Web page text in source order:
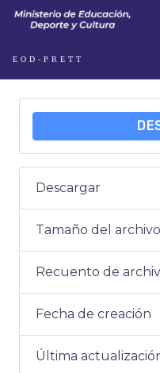
EOD-PRETT
Descargar
Tamaño del archivo
Recuento de
Fecha de creación
Última